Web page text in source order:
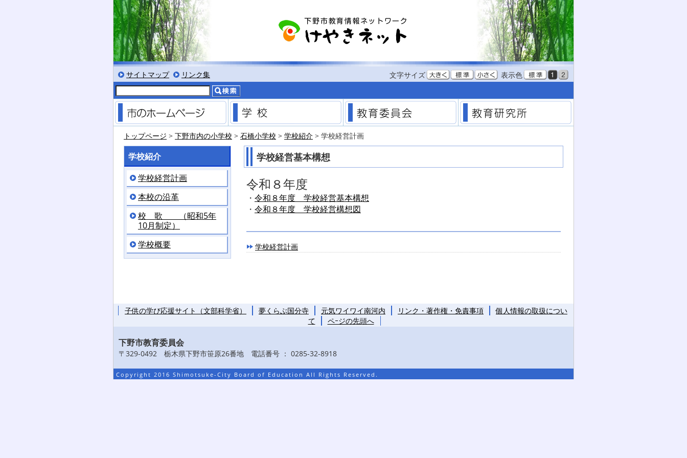
サイトマップ リンク集 文字サイズ
文字を標準サイズにする
文字を小さくする 表示色
標準色表示にする
黒背景表示にする
低コントラスト表示にする
市のホームページ 学校 教育委員会
トップページ > 下野市内の小学校 > 石橋小学校 > 学校紹介 > 学校経営計画
学校紹介
学校経営計画
本校の沿革
校 歌 （昭和5年
10月制定）
学校概要
学校経営基本構想
令和８年度
・ 令和８年度 学校経営基本構想
・ 令和８年度 学校経営構想図
学校経営計画
子供の学び応援サイト（文部科学省） 夢くらぶ国分寺 元気ワイワイ南河内 リンク・著作権・免責事項
個人情報の取扱につい
て
ペｰジの先頭へ
下野市教育委員会
〒329-0492 栃木県下野市笹原26番地 電話番号 ： 0285-32-8918
Copyright 2016 Shimotsuke-City Board of Education All Rights Reserved.